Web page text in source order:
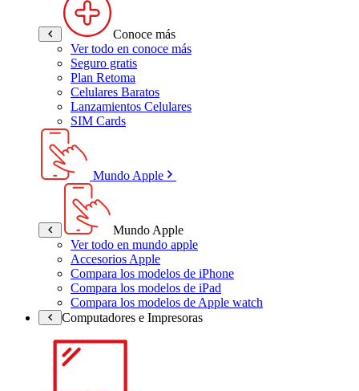
Conoce más
Ver todo en conoce más
Seguro gratis
Plan Retoma
Celulares Baratos
Lanzamientos Celulares
SIM Cards
Mundo Apple
Mundo Apple
Ver todo en mundo apple
Accesorios Apple
Compara los modelos de iPhone
Compara los modelos de iPad
Compara los modelos de Apple watch
Computadores e Impresoras